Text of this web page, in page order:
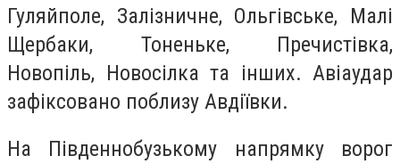
Гуляйполе, Залізничне, Ольгівське, Малі
Щербаки, Тоненьке, Пречистівка,
Новопіль, Новосілка та інших. Авіаудар
зафіксовано поблизу Авдіївки.
На Південнобузькому напрямку ворог